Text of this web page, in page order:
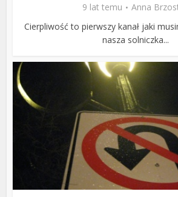
9 lat temu
Anna
Cierpliwość to pierwszy kanał jaki
nasza solniczka...